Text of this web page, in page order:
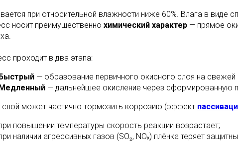
при относительной влажности ниже 60%. Влага в виде
носит преимущественно химический характер — прямое
проходит в два этапа:
Быстрый — образование первичного окисного слоя на свежей
Медленный — дальнейшее окисление через сформированную
слой может частично тормозить коррозию (эффект
повышении температуры скорость реакции возрастает;
наличии агрессивных газов (SO₂, NOₓ) плёнка теряет